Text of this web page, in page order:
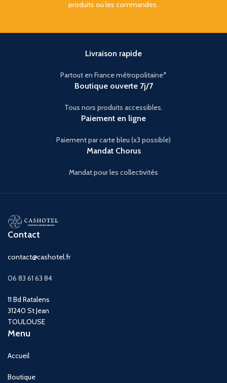
produits ou les commandes.
Livraison rapide
Partout en France métropolitaine*
Boutique ouverte 7j/7
Tous nors produits accessibles.
Paiement en ligne
Paiement par carte bleu (x3 possible)
Mandat Chorus
Mandat pour les collectivités
Contact
contact@cashotel.fr
06 83 61 63 84
11 Bd Ratalens
31240 St Jean
TOULOUSE
Menu
Accueil
Boutique